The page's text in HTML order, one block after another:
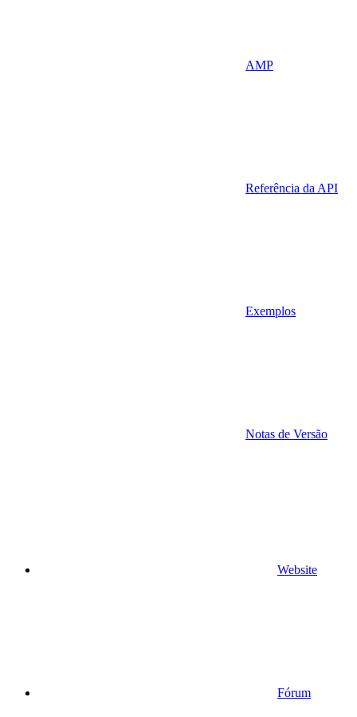
AMP
Referência da API
Exemplos
Notas de Versão
Website
Fórum